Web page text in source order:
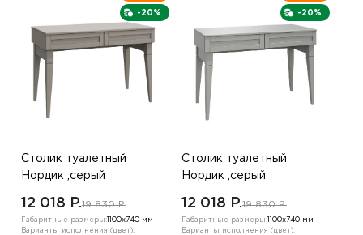
-20%
Столик туалетный
Нордик ,серый
12 018 P.19 830 P.
Габаритные размеры: 1100х740 мм
Варианты исполнения (цвет):
-20%
Столик туалетный
Нордик ,серый
12 018 P.19 830 P.
Габаритные размеры: 1100х740 мм
Варианты исполнения (цвет):